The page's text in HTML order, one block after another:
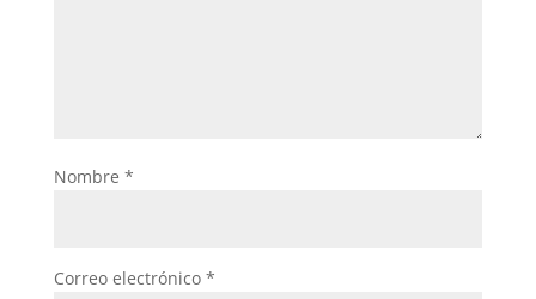
Nombre *
Correo electrónico *